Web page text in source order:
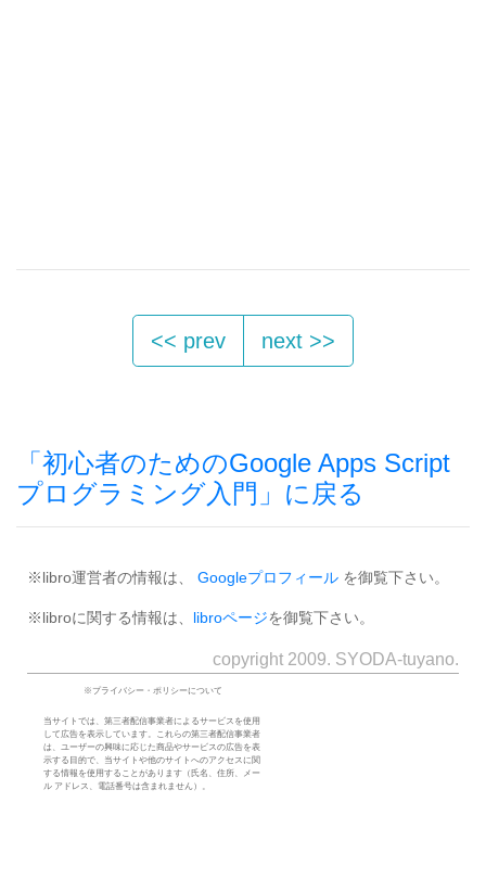
<< prev next >>
「初心者のためのGoogle Apps Script
プログラミング入門」に戻る
※libro運営者の情報は、 Googleプロフィール を御覧下さい。
※libroに関する情報は、 libroページを御覧下さい。
copyright 2009. SYODA-tuyano.
※プライバシー・ポリシーについて
当サイトでは、第三者配信事業者によるサービスを使用
して広告を表示しています。これらの第三者配信事業者
は、ユーザーの興味に応じた商品やサービスの広告を表
示する目的で、当サイトや他のサイトへのアクセスに関
する情報を使用することがあります（氏名、住所、メー
ル アドレス、電話番号は含まれません）。